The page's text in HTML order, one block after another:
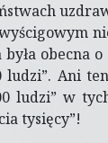
była
Ani
ludzi” w
tysięcy”!